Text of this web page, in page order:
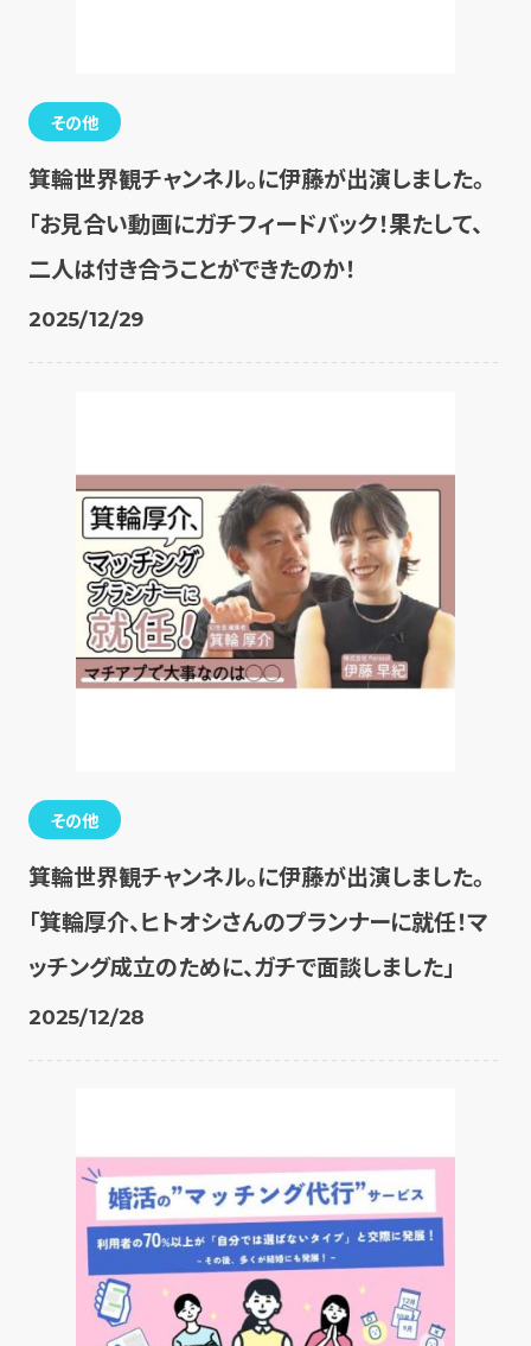
その他
箕輪世界観チャンネル。に伊藤が出演しました。
「お見合い動画にガチフィードバック！果たして、
二人は付き合うことができたのか！
2025/12/29
その他
箕輪世界観チャンネル。に伊藤が出演しました。
「箕輪厚介、ヒトオシさんのプランナーに就任！マ
ッチング成立のために、ガチで面談しました」
2025/12/28